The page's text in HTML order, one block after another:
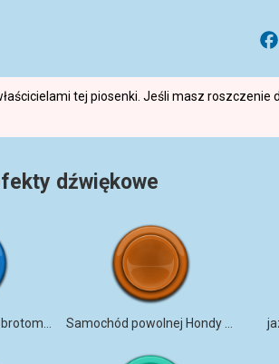
tej piosenki. Jeśli masz
dźwiękowe